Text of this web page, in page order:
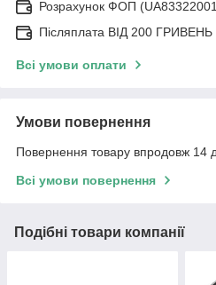
Розрахунок ФОП
Післяплата ВІД 200
Всі умови оплати
Умови повернення
Повернення товару впродовж 14
Всі умови повернення
Подібні товари компанії